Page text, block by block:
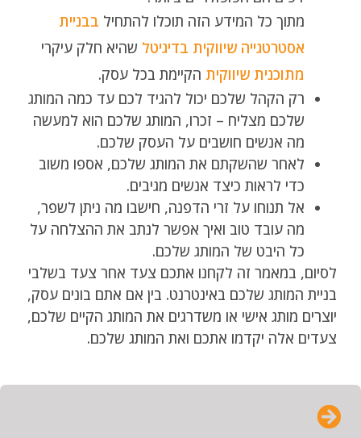
מתוך כל המידע הזה תוכלו להתחיל בבניית
אסטרטגייה שיווקית בדיגיטל שהיא חלק עיקרי
מתוכנית שיווקית הקיימת בכל עסק.
רק הקהל שלכם יכול להגיד לכם עד כמה המותג
שלכם מצליח – זכרו, המותג שלכם הוא למעשה
מה אנשים חושבים על העסק שלכם.
לאחר שהשקתם את המותג שלכם, אספו משוב
כדי לראות כיצד אנשים מגיבים.
אל תנוחו על זרי הדפנה, חישבו מה ניתן לשפר,
מה עובד טוב ואיך אפשר לנתב את ההצלחה על
כל היבט של המותג שלכם.
לסיום, במאמר זה לקחנו אתכם צעד אחר צעד בשלבי
בניית המותג שלכם באינטרנט. בין אם אתם בונים עסק,
יוצרים מותג אישי או משדרגים את המותג הקיים שלכם,
צעדים אלה יקדמו אתכם ואת המותג שלכם.